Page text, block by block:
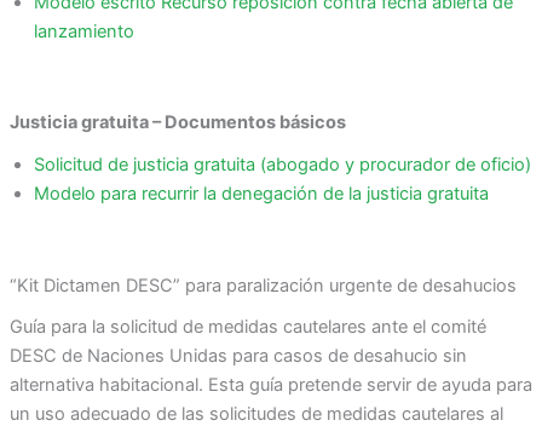
lanzamiento
Justicia gratuita – Documentos básicos
Solicitud de justicia gratuita (abogado y procurador de oficio)
Modelo para recurrir la denegación de la justicia gratuita
“Kit Dictamen DESC” para paralización urgente de desahucios
Guía para la solicitud de medidas cautelares ante el comité
DESC de Naciones Unidas para casos de desahucio sin
alternativa habitacional. Esta guía pretende servir de ayuda para
un uso adecuado de las solicitudes de medidas cautelares al